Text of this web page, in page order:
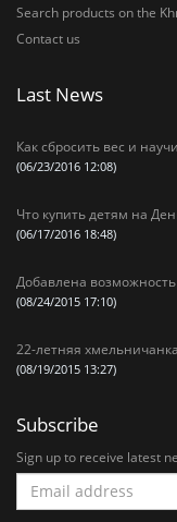
Search products on the
Contact us
Last News
Как сбросить вес и
(06/23/2016 12:08)
Что купить детям на
(06/17/2016 18:48)
Добавлена возможность
(08/24/2015 17:10)
22-летняя
(08/19/2015 13:27)
Subscribe
Sign up to receive latest